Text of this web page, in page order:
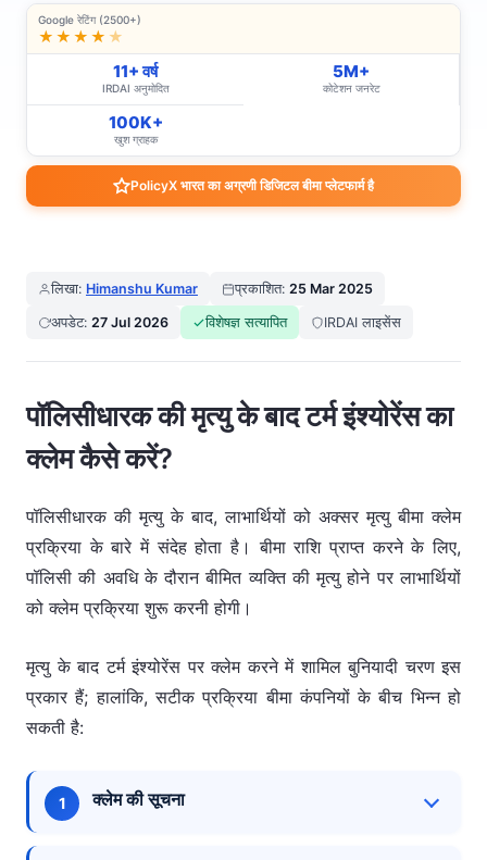
Google रेटिंग (2500+)
★★★★ ★
11+ वर्ष
IRDAI अनुमोदित
5M+
कोटेशन जनरेट
100K+
खुश ग्राहक
PolicyX भारत का अग्रणी डिजिटल बीमा प्लेटफार्म है
लिखा: Himanshu Kumar प्रकाशित: 25 Mar 2025
अपडेट: 27 Jul 2026 विशेषज्ञ सत्यापित IRDAI लाइसेंस
पॉलिसीधारक की मृत्यु के बाद टर्म इंश्योरेंस का
क्लेम कैसे करें?
पॉलिसीधारक की मृत्यु के बाद, लाभार्थियों को अक्सर मृत्यु बीमा क्लेम
प्रक्रिया के बारे में संदेह होता है। बीमा राशि प्राप्त करने के लिए,
पॉलिसी की अवधि के दौरान बीमित व्यक्ति की मृत्यु होने पर लाभार्थियों
को क्लेम प्रक्रिया शुरू करनी होगी।
मृत्यु के बाद टर्म इंश्योरेंस पर क्लेम करने में शामिल बुनियादी चरण इस
प्रकार हैं; हालांकि, सटीक प्रक्रिया बीमा कंपनियों के बीच भिन्न हो
सकती है:
क्लेम की सूचना